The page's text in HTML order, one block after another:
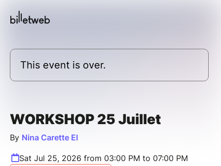
This event is over.
WORKSHOP 25 Juillet
By Nina Carette EI
Sat Jul 25, 2026 from 03:00 PM to 07:00 PM